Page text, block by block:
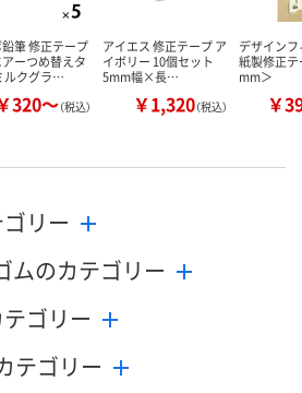
鉛筆 修正テープ
ーつめ替えタ
ルクグラ…
320～（税込）
アイエス 修正テープ ア
イボリー 10個セット
5mm幅×長…
￥1,320（税込）
デザイン
紙製修正
mm＞
￥
リー
ムのカテゴリー
ゴリー
テゴリー